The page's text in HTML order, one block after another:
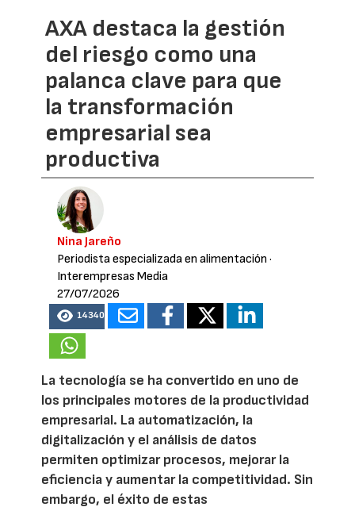
AXA destaca la gestión
del riesgo como una
palanca clave para que
la transformación
empresarial sea
productiva
Nina Jareño
Periodista especializada en alimentación ·
Interempresas Media
27/07/2026
14340
La tecnología se ha convertido en uno de
los principales motores de la productividad
empresarial. La automatización, la
digitalización y el análisis de datos
permiten optimizar procesos, mejorar la
eficiencia y aumentar la competitividad. Sin
embargo, el éxito de estas